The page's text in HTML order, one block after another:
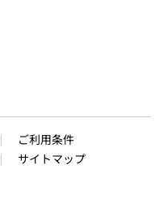
ご利用条件
サイトマップ